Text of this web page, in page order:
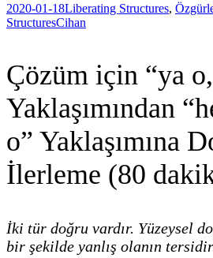
2020-01-18Liberating Structures,
StructuresCihan
Çözüm için “ya
Yaklaşımından
o” Yaklaşımına
İlerleme (80
İki tür doğru vardır. Yüzeysel
bir şekilde yanlış olanın